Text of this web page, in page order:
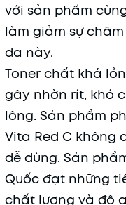
với sản phẩm
làm giảm sự
da này.
Toner chất khá
gây nhờn rít, khó
lông. Sản phẩm
Vita Red C không
dễ dùng. Sản
Quốc đạt những
chất lượng và độ